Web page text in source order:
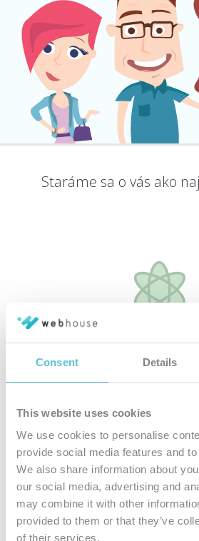
Consent Details
This website uses cookies
We use cookies to personalise
provide social media features and
We also share information about
our social media, advertising and
may combine it with other
provided to them or that they’ve
of their services.
Staráme sa o vás ako
Špičkovéhardvérové